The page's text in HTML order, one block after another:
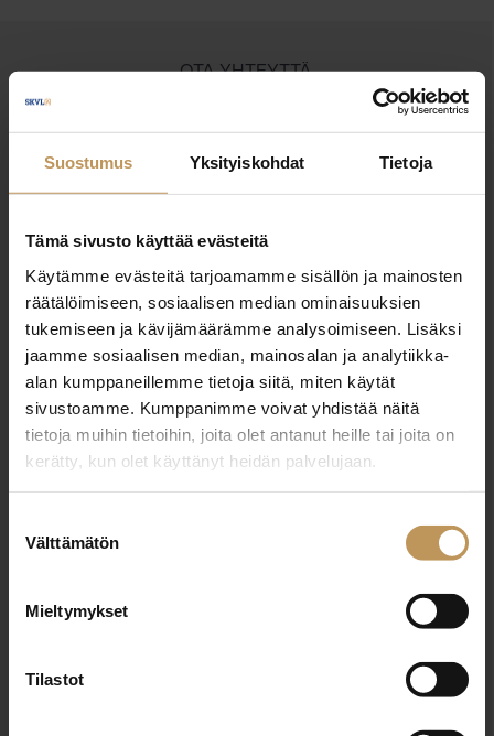
Suostumus Yksityiskohdat Tietoja
Tämä sivusto käyttää evästeitä
Käytämme evästeitä tarjoamamme sisällön ja mainosten
räätälöimiseen, sosiaalisen median ominaisuuksien
tukemiseen ja kävijämäärämme analysoimiseen. Lisäksi
jaamme sosiaalisen median, mainosalan ja analytiikka-
alan kumppaneillemme tietoja siitä, miten käytät
sivustoamme. Kumppanimme voivat yhdistää näitä
tietoja muihin tietoihin, joita olet antanut heille tai joita on
kerätty, kun olet käyttänyt heidän palvelujaan.
valinta
Välttämätön
Mieltymykset
Tilastot
OTA YHTEYTTÄ
Janne Suoniemi
janne.suoniemi@herrainmaki.fi